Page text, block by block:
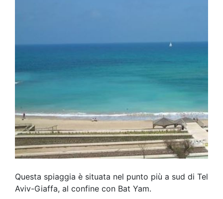
Questa spiaggia è situata nel punto più a sud di Tel
Aviv-Giaffa, al confine con Bat Yam.